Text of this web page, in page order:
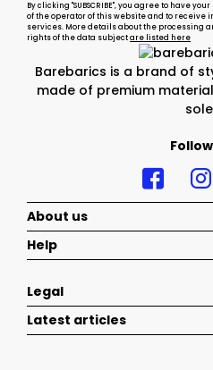
Barebarics is a brand of
made of premium
By clicking "SUBSCRIBE", you agree to have
of the operator of this website and to receive
services. More details about the processing
rights of the data subjectare listed here
About us
Help
Legal
Latest articles